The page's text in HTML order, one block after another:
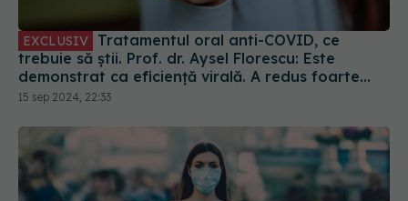
EXCLUSIV
trebuie să știi. Prof. dr. Aysel Florescu: Este
demonstrat ca eficiență virală. A redus foarte
mult riscul de spitalizare
15 sep 2024, 22:33